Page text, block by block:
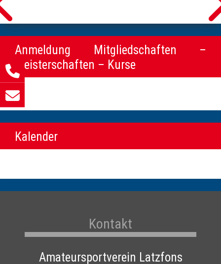
Anmeldung Mitgliedschaften –
Meisterschaften – Kurse
Kalender
Kontakt
Amateursportverein Latzfons